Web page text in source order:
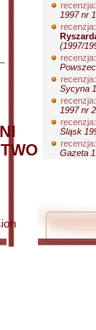
recenzja:
1997 nr
recenzja:
(1997/
recenzja:
recenzja:
Sycyna
recenzja:
1997 nr
recenzja:
Śląsk
recenzja:
Gazeta